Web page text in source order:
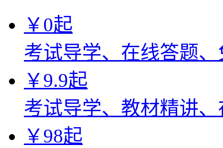
￥0起
考试导学、在线答题
￥9.9起
考试导学、教材精讲
￥98起